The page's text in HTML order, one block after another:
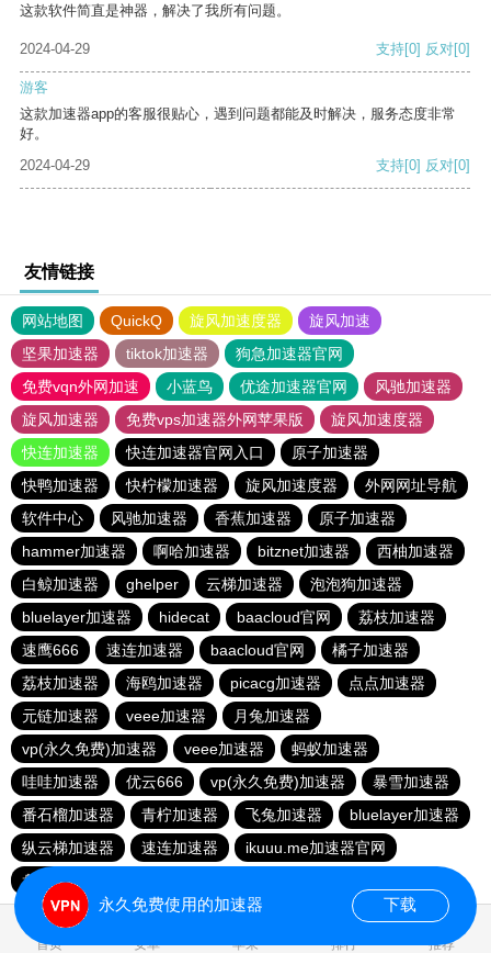
这款软件简直是神器，解决了我所有问题。
2024-04-29 支持[0] 反对[0]
游客
这款加速器app的客服很贴心，遇到问题都能及时解决，服务态度非常
好。
2024-04-29
支持[0] 反对[0]
友情链接
网站地图 QuickQ 旋风加速度器
旋风加速
坚果加速器
tiktok加速器
狗急加速器官网
免费vqn外网加速
小蓝鸟 优途加速器官网
风驰加速器
旋风加速器
免费vps加速器外网苹果版
旋风加速度器
快连加速器
快连加速器官网入口
原子加速器
快鸭加速器
快柠檬加速器 旋风加速度器
外网网址导航
软件中心
风驰加速器 香蕉加速器
原子加速器
hammer加速器
啊哈加速器 bitznet加速器
西柚加速器
白鲸加速器
ghelper 云梯加速器
泡泡狗加速器
bluelayer加速器
hidecat baacloud官网
荔枝加速器
速鹰666
速连加速器 baacloud官网
橘子加速器
荔枝加速器
海鸥加速器 picacg加速器
点点加速器
元链加速器
veee加速器
月兔加速器
vp(永久免费)加速器
veee加速器
蚂蚁加速器
哇哇加速器
优云666 vp(永久免费)加速器
暴雪加速器
番石榴加速器
青柠加速器 飞兔加速器
bluelayer加速器
纵云梯加速器
速连加速器
ikuuu.me加速器官网
盘古加速器
首页 安卓 苹果 排行 推荐
永久免费使用的加速器 下载
0.063423s